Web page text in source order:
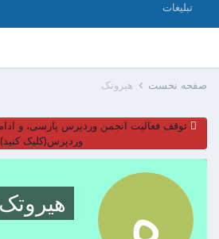
تبلیغات
صفحه نخست هیروتک
توقف فعالیت انجمن وردپرس پارسی، و
وردپرس(کلیک کنید)
هیروتک